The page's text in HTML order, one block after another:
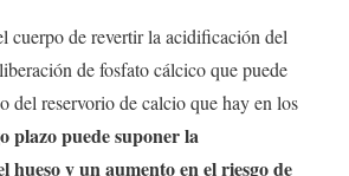
cuerpo de revertir la acidificación del
de fosfato cálcico que puede
del reservorio de calcio que hay en los
plazo puede suponer la
hueso y un aumento en el riesgo de